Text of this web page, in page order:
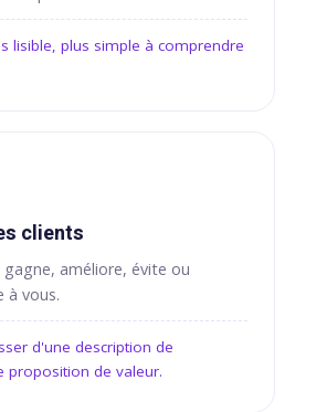
lisible, plus simple à comprendre
clients
gagne, améliore, évite ou
à vous.
d'une description de
proposition de valeur.